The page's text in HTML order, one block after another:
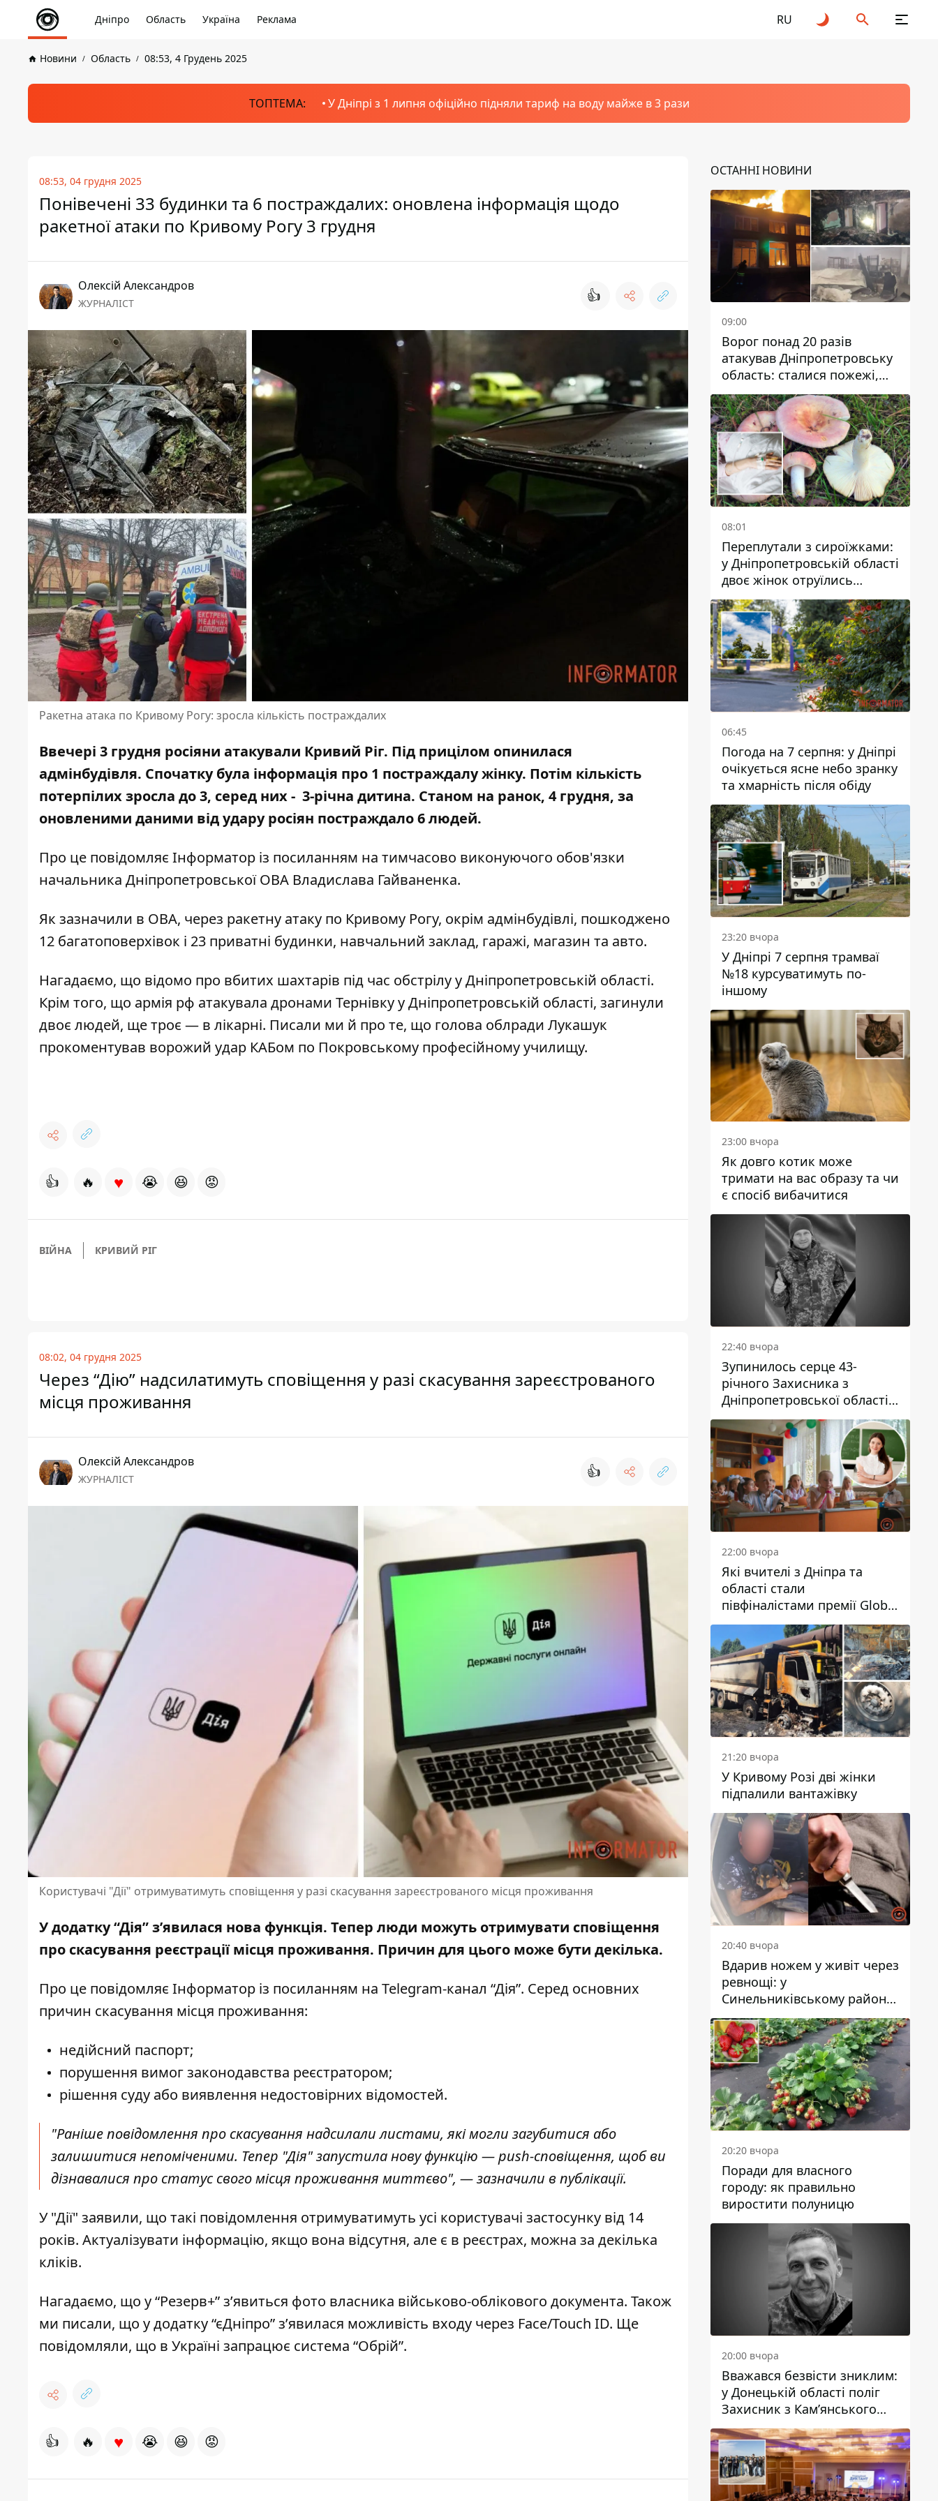
Дніпро Область Україна Реклама RU
Новини Область 08:53, 4 Грудень 2025
ТОПТЕМА: У Дніпрі з 1 липня офіційно підняли тариф на воду майже в 3 рази
08:53, 04 грудня 2025
Понівечені 33 будинки та 6 постраждалих: оновлена інформація щодо
ракетної атаки по Кривому Рогу 3 грудня
Олексій Александров
ЖУРНАЛІСТ 👍
Ракетна атака по Кривому Рогу: зросла кількість постраждалих
Ввечері 3 грудня росіяни атакували Кривий Ріг. Під прицілом опинилася
адмінбудівля. Спочатку була інформація про 1 постраждалу жінку. Потім кількість
потерпілих зросла до 3, серед них - 3-річна дитина. Станом на ранок, 4 грудня, за
оновленими даними від удару росіян постраждало 6 людей.
Про це повідомляє Інформатор із посиланням на тимчасово виконуючого обов'язки
начальника Дніпропетровської ОВА Владислава Гайваненка.
Як зазначили в ОВА, через ракетну атаку по Кривому Рогу, окрім адмінбудівлі, пошкоджено
12 багатоповерхівок і 23 приватні будинки, навчальний заклад, гаражі, магазин та авто.
Нагадаємо, що відомо про вбитих шахтарів під час обстрілу у Дніпропетровській області.
Крім того, що армія рф атакувала дронами Тернівку у Дніпропетровській області, загинули
двоє людей, ще троє — в лікарні. Писали ми й про те, що голова облради Лукашук
прокоментував ворожий удар КАБом по Покровському професійному училищу.
👍 🔥 ♥ 😭 😆 😡
ВІЙНА КРИВИЙ РІГ
08:02, 04 грудня 2025
Через “Дію” надсилатимуть сповіщення у разі скасування зареєстрованого
місця проживання
Олексій Александров
ЖУРНАЛІСТ 👍
Користувачі "Дії" отримуватимуть сповіщення у разі скасування зареєстрованого місця проживання
У додатку “Дія” з’явилася нова функція. Тепер люди можуть отримувати сповіщення
про скасування реєстрації місця проживання. Причин для цього може бути декілька.
Про це повідомляє Інформатор із посиланням на Telegram-канал “Дія”. Серед основних
причин скасування місця проживання:
недійсний паспорт;
порушення вимог законодавства реєстратором;
рішення суду або виявлення недостовірних відомостей.
"Раніше повідомлення про скасування надсилали листами, які могли загубитися або
залишитися непоміченими. Тепер "Дія" запустила нову функцію — push-сповіщення, щоб ви
дізнавалися про статус свого місця проживання миттєво", — зазначили в публікації.
У "Дії" заявили, що такі повідомлення отримуватимуть усі користувачі застосунку від 14
років. Актуалізувати інформацію, якщо вона відсутня, але є в реєстрах, можна за декілька
кліків.
Нагадаємо, що у “Резерв+”з’явиться фото власника військово-облікового документа. Також
ми писали, що у додатку “єДніпро”з’явилася можливість входу через Face/Touch ID. Ще
повідомляли, що в Україні запрацює система “Обрій”.
👍 🔥 ♥ 😭 😆 😡
ОСТАННІ НОВИНИ
09:00
Ворог понад 20 разів
атакував Дніпропетровську
область: сталися пожежі,
постраждали будинки,
інфраструктура та авто
08:01
Переплутали з сироїжками:
у Дніпропетровській області
двоє жінок отруїлись
грибами
06:45
Погода на 7 серпня: у Дніпрі
очікується ясне небо зранку
та хмарність після обіду
23:20 вчора
У Дніпрі 7 серпня трамваї
№18 курсуватимуть по-
іншому
23:00 вчора
Як довго котик може
тримати на вас образу та чи
є спосіб вибачитися
22:40 вчора
Зупинилось серце 43-
річного Захисника з
Дніпропетровської області
Євгена Зінченка
22:00 вчора
Які вчителі з Дніпра та
області стали
півфіналістами премії Global
Teacher Prize Ukraine 2026
21:20 вчора
У Кривому Розі дві жінки
підпалили вантажівку
20:40 вчора
Вдарив ножем у живіт через
ревнощі: у
Синельниківському районі
затримали 49-річного
чоловіка за вбивство
20:20 вчора
Поради для власного
городу: як правильно
виростити полуницю
20:00 вчора
Вважався безвісти зниклим:
у Донецькій області поліг
Захисник з Кам’янського
Антон Красовський